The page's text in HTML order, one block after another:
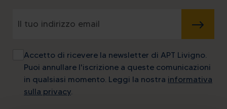
INVIA
Accetto di ricevere la newsletter di APT Livigno.
Puoi annullare l'iscrizione a queste comunicazioni
in qualsiasi momento. Leggi la nostra informativa
sulla privacy.